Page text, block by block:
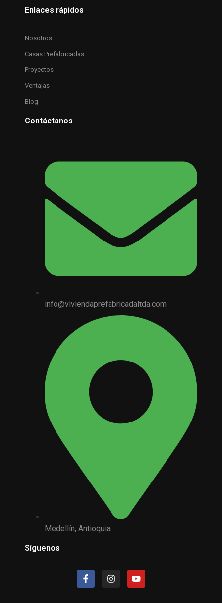
Enlaces rápidos
Nosotros
Casas Prefabricadas
Proyectos
Ventajas
Blog
Contáctanos
info@viviendaprefabricadaltda.com
Medellín, Antioquia
Síguenos